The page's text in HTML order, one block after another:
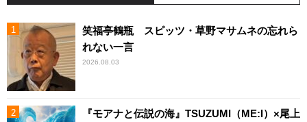
笑福亭鶴瓶 スピッツ・草野マサムネの忘れら
れない一言
2026.08.03
『モアナと伝説の海』TSUZUMI（ME:I）×尾上